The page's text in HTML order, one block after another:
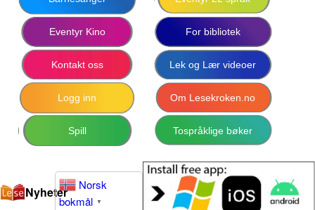
Eventyr Kino For bibliotek
Kontakt oss Lek og Lær videoer
Logg inn Om Lesekroken.no
Spill Tospråklige bøker
Nyheter
Norsk
bokmål
▼